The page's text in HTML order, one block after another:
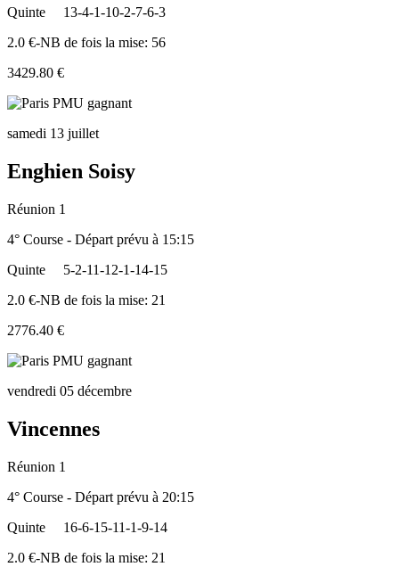
Quinte
13-4-1-10-2-7-6-3
2.0 €-NB de fois la mise: 56
3429.80 €
samedi 13 juillet
Enghien Soisy
Réunion 1
4° Course - Départ prévu à 15:15
Quinte
5-2-11-12-1-14-15
2.0 €-NB de fois la mise: 21
2776.40 €
vendredi 05 décembre
Vincennes
Réunion 1
4° Course - Départ prévu à 20:15
Quinte
16-6-15-11-1-9-14
2.0 €-NB de fois la mise: 21